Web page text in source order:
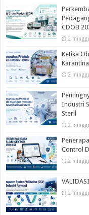
CDOB
2
Ketika
2
Industri
Steril
2
Control
2
2